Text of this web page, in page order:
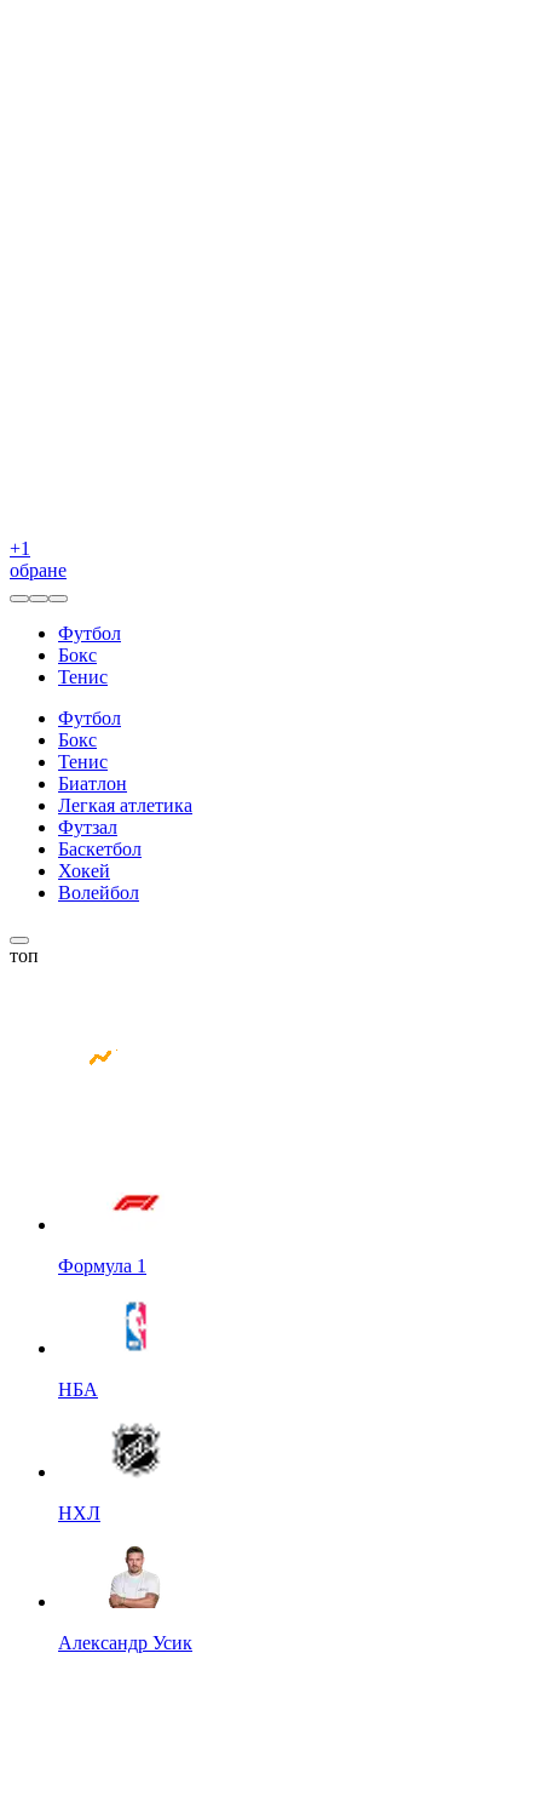
+1
обране
Футбол
Бокс
Тенис
Футбол
Бокс
Тенис
Биатлон
Легкая атлетика
Футзал
Баскетбол
Хокей
Волейбол
топ
Формула 1
НБА
НХЛ
Александр Усик